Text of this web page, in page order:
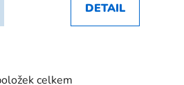
DETAIL
celkem